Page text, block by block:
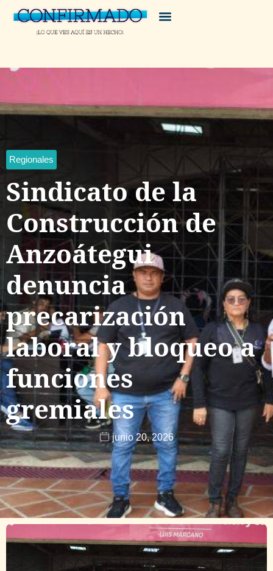
Regionales
Sindicato de la
Construcción de
Anzoátegui
denuncia
precarización
laboral y bloqueo a
funciones
gremiales
junio 20, 2026